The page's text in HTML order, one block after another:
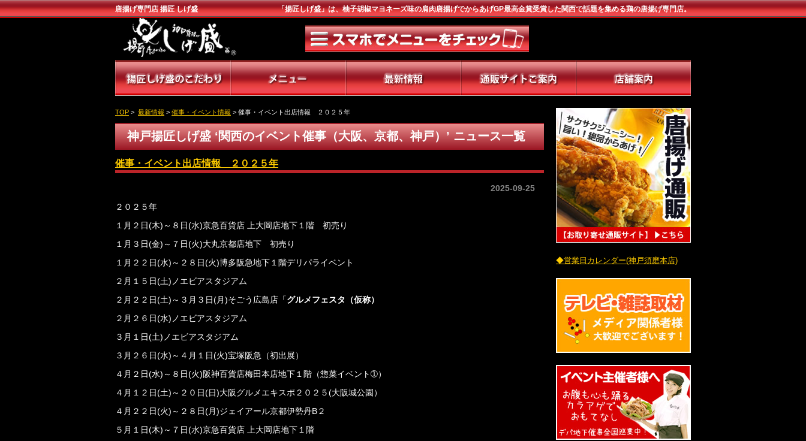
唐揚げ専門店 揚匠 しげ盛 「揚匠しげ盛」は、柚子胡椒マヨネーズ味の肩肉唐揚げでからあげGP最高金賞受賞した関西で話題を集める鶏の唐揚げ専門店。
TOP > 最新情報 > 催事・イベント情報 > 催事・イベント出店情報 ２０２５年
神戸揚匠しげ盛 ‘関西のイベント催事（大阪、京都、神戸）’ ニュース一覧
催事・イベント出店情報 ２０２５年
2025-09-25
２０２５年
１月２日(木)～８日(水)京急百貨店 上大岡店地下１階 初売り
１月３日(金)～７日(火)大丸京都店地下 初売り
１月２２日(水)～２８日(火)博多阪急地下１階デリパライベント
２月１５日(土)ノエビアスタジアム
２月２２日(土)～３月３日(月)そごう広島店「グルメフェスタ（仮称）
２月２６日(水)ノエビアスタジアム
３月１日(土)ノエビアスタジアム
３月２６日(水)～４月１日(火)宝塚阪急（初出展）
４月２日(水)～８日(火)阪神百貨店梅田本店地下１階（惣菜イベント➀）
４月１２日(土)～２０日(日)大阪グルメエキスポ２０２５(大阪城公園）
４月２２日(火)～２８日(月)ジェイアール京都伊勢丹B２
５月１日(木)～７日(水)京急百貨店 上大岡店地下１階
◆営業日カレンダー(神戸須磨本店)